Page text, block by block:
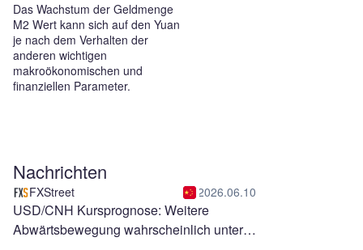
Das Wachstum der Geldmenge
M2 Wert kann sich auf den Yuan
je nach dem Verhalten der
anderen wichtigen
makroökonomischen und
finanziellen Parameter.
Nachrichten
FXStreet 2026.06.10
USD/CNH Kursprognose: Weitere
Abwärtsbewegung wahrscheinlich unter